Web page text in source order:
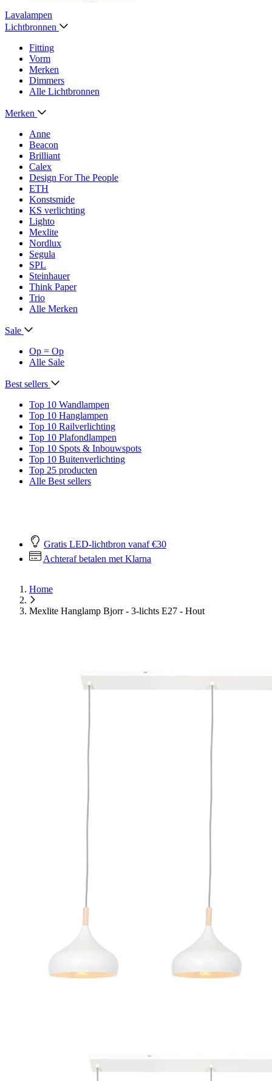
Lavalampen
Lichtbronnen
Fitting
Vorm
Merken
Dimmers
Alle Lichtbronnen
Merken
Anne
Beacon
Brilliant
Calex
Design For The People
ETH
Konstsmide
KS verlichting
Lighto
Mexlite
Nordlux
Segula
SPL
Steinhauer
Think Paper
Trio
Alle Merken
Sale
Op = Op
Alle Sale
Best sellers
Top 10 Wandlampen
Top 10 Hanglampen
Top 10 Railverlichting
Top 10 Plafondlampen
Top 10 Spots & Inbouwspots
Top 10 Buitenverlichting
Top 25 producten
Alle Best sellers
Gratis LED-lichtbron vanaf €30
Achteraf betalen met Klarna
Home
Mexlite Hanglamp Bjorr - 3-lichts E27 - Hout